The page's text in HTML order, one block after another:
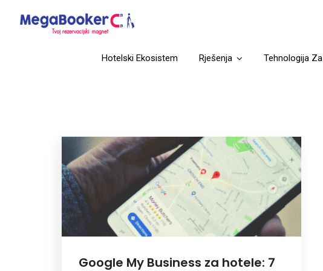
Hotelski Ekosistem Rješenja Tehnologija Za
Google My Business za hotele: 7